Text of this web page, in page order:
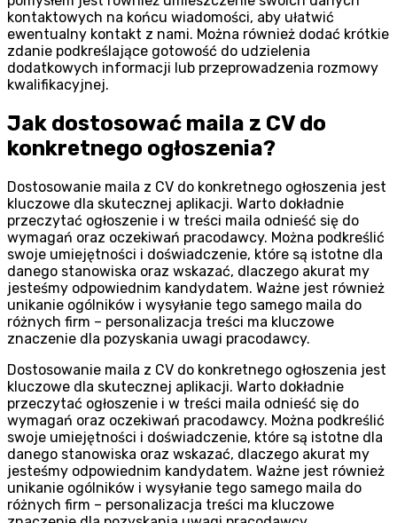
kontaktowych na końcu wiadomości, aby ułatwić
ewentualny kontakt z nami. Można również dodać krótkie
zdanie podkreślające gotowość do udzielenia
dodatkowych informacji lub przeprowadzenia rozmowy
kwalifikacyjnej.
Jak dostosować maila z CV do
konkretnego ogłoszenia?
Dostosowanie maila z CV do konkretnego ogłoszenia jest
kluczowe dla skutecznej aplikacji. Warto dokładnie
przeczytać ogłoszenie i w treści maila odnieść się do
wymagań oraz oczekiwań pracodawcy. Można podkreślić
swoje umiejętności i doświadczenie, które są istotne dla
danego stanowiska oraz wskazać, dlaczego akurat my
jesteśmy odpowiednim kandydatem. Ważne jest również
unikanie ogólników i wysyłanie tego samego maila do
różnych firm – personalizacja treści ma kluczowe
znaczenie dla pozyskania uwagi pracodawcy.
Dostosowanie maila z CV do konkretnego ogłoszenia jest
kluczowe dla skutecznej aplikacji. Warto dokładnie
przeczytać ogłoszenie i w treści maila odnieść się do
wymagań oraz oczekiwań pracodawcy. Można podkreślić
swoje umiejętności i doświadczenie, które są istotne dla
danego stanowiska oraz wskazać, dlaczego akurat my
jesteśmy odpowiednim kandydatem. Ważne jest również
unikanie ogólników i wysyłanie tego samego maila do
różnych firm – personalizacja treści ma kluczowe